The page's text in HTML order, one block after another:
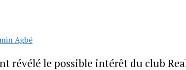
Agbé
révélé le possible intérêt du club